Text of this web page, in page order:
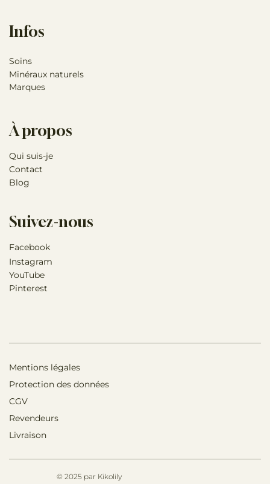
© 2025 par Kikolily
Mentions légales
Protection des données
CGV
Revendeurs
Livraison
Suivez-nous
Facebook
Instagram
YouTube
Pinterest
Infos
Soins
Minéraux naturels
Marques
À propos
Qui suis-je
Contact
Blog